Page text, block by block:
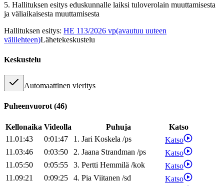
5. Hallituksen esitys eduskunnalle laiksi tuloverolain muuttamisesta
ja väliaikaisesta muuttamisesta
Hallituksen esitys: HE 113/2026 vp(avautuu uuteen
välilehteen)Lähetekeskustelu
Keskustelu
Automaattinen vieritys
Puheenvuorot (46)
Kellonaika Videolla Puhuja
Katso
11.01:43
0:01:47 1. Jari Koskela /ps
Katso
11.03:46
0:03:50 2. Jaana Strandman /ps
Katso
11.05:50
0:05:55 3. Pertti Hemmilä /kok
Katso
11.09:21
0:09:25 4. Pia Viitanen /sd
Katso